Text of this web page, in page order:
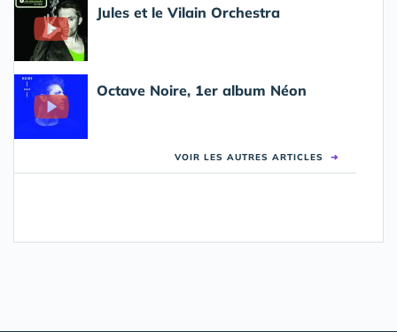
Jules et le Vilain Orchestra
Octave Noire, 1er album Néon
VOIR LES AUTRES ARTICLES ➜